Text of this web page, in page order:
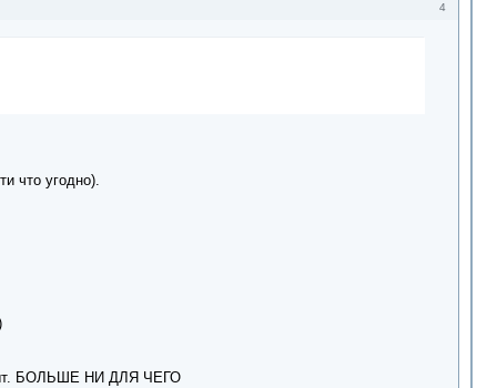
4
что угодно).
БОЛЬШЕ НИ ДЛЯ ЧЕГО